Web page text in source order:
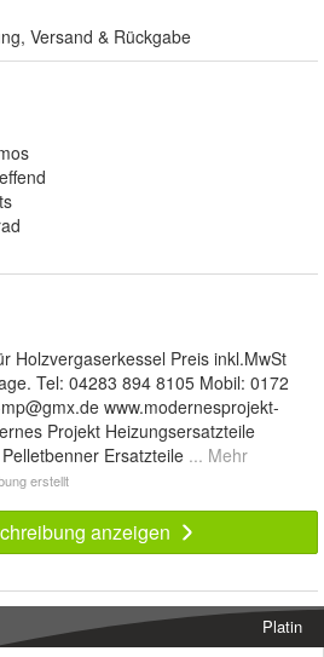
Versand & Rückgabe
Holzvergaserkessel Preis inkl.MwSt
Tel: 04283 894 8105 Mobil: 0172
www.modernesprojekt-
Projekt Heizungsersatzteile
Ersatzteile ... Mehr
erstellt
anzeigen
Platin